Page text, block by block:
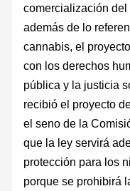
comercialización del
además de lo
cannabis, el
con los derechos
pública y la justicia
recibió el proyecto
el seno de la
que la ley servirá
protección para los
porque se prohibirá